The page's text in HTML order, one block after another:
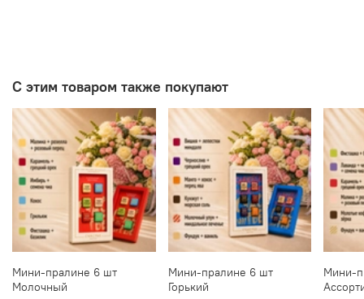
С этим товаром также покупают
Мини-пралине 6 шт
Молочный
Мини-пралине 6 шт
Горький
Мини-